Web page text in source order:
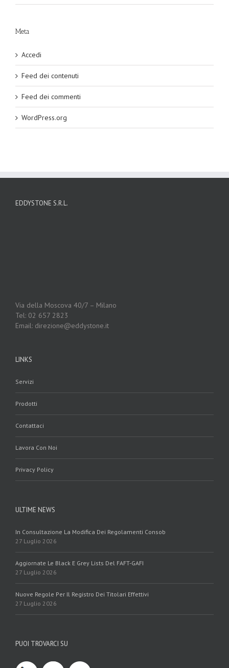
Meta
Accedi
Feed dei contenuti
Feed dei commenti
WordPress.org
EDDYSTONE S.R.L.
Via della Moscova 40/7 – Milano
Tel: 02 657 2823
Email: direzione@eddystone.it
LINKS
Servizi
Prodotti
Contattaci
Lavora Con Noi
Privacy Policy
ULTIME NEWS
In Consultazione La Modifica Dei Regolamenti Consob
27 Luglio 2026
Aggiornate Le Black E Grey Lists Del FAFT-GAFI
27 Luglio 2026
Nuove Regole Per Il Registro Dei Titolari Effettivi
27 Luglio 2026
PUOI TROVARCI SU